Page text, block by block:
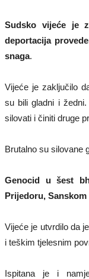
Sudsko vijeće je
deportacija
snaga.
Vijeće je zaključilo
su bili gladni i
silovati i činiti druge
Brutalno su silovane
Genocid u šest
Prijedoru,
Vijeće je utvrdilo da
i teškim tjelesnim
Ispitana je i